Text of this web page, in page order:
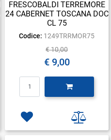
FRESCOBALDI TERREMORE
24 CABERNET TOSCANA DOC
CL 75
Codice: 1249TRRMOR75
€ 10,00
€ 9,00